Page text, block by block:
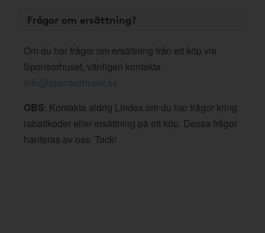
Frågor om ersättning?
Om du har frågor om ersättning från ett köp via
Sponsorhuset, vänligen kontakta
info@sponsorhuset.se
OBS: Kontakta aldrig Lindex om du har frågor kring
rabattkoder eller ersättning på ett köp. Dessa frågor
hanteras av oss. Tack!